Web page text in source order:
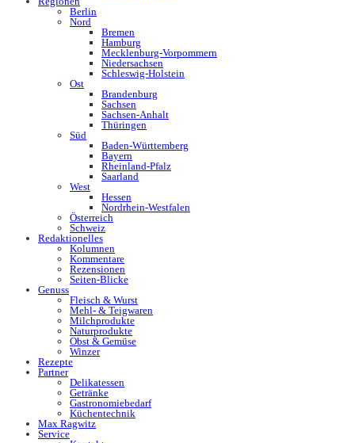
Berlin
Nord
Bremen
Hamburg
Mecklenburg-Vorpommern
Niedersachsen
Schleswig-Holstein
Ost
Brandenburg
Sachsen
Sachsen-Anhalt
Thüringen
Süd
Baden-Württemberg
Bayern
Rheinland-Pfalz
Saarland
West
Hessen
Nordrhein-Westfalen
Österreich
Schweiz
Redaktionelles
Kolumnen
Kommentare
Rezensionen
Seiten-Blicke
Genuss
Fleisch & Wurst
Mehl- & Teigwaren
Milchprodukte
Naturprodukte
Obst & Gemüse
Winzer
Rezepte
Partner
Delikatessen
Getränke
Gastronomiebedarf
Küchentechnik
Max Ragwitz
Service